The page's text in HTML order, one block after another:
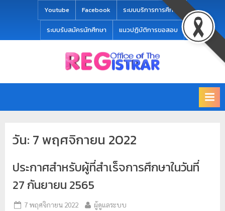
Youtube Facebook ระบบบริการการศึกษา
ระบบรับสมัครนักศึกษา แนวปฏิบัติการขอสอบ
นั
ท
ย
the
วัน: 7 พฤศจิกายน 2022
ประกาศสำหรับผู้ที่สำเร็จการศึกษาในวันที่
27 กันยายน 2565
7 พฤศจิกายน 2022 ผู้ดูแลระบบ
modal-check